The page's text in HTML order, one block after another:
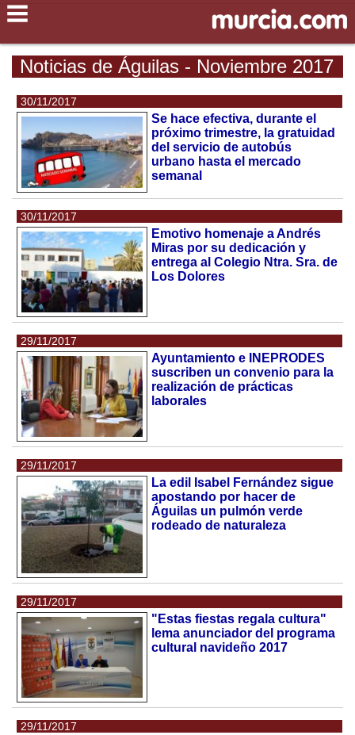
Noticias de Águilas - Noviembre 2017
30/11/2017
Se hace efectiva, durante el
próximo trimestre, la gratuidad
del servicio de autobús
urbano hasta el mercado
semanal
30/11/2017
Emotivo homenaje a Andrés
Miras por su dedicación y
entrega al Colegio Ntra. Sra. de
Los Dolores
29/11/2017
Ayuntamiento e INEPRODES
suscriben un convenio para la
realización de prácticas
laborales
29/11/2017
La edil Isabel Fernández sigue
apostando por hacer de
Águilas un pulmón verde
rodeado de naturaleza
29/11/2017
"Estas fiestas regala cultura"
lema anunciador del programa
cultural navideño 2017
29/11/2017